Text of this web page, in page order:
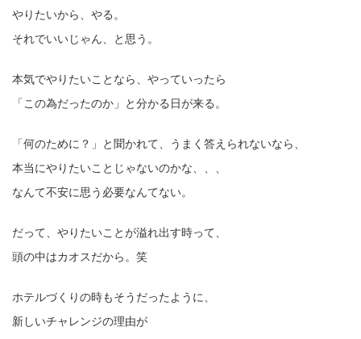
やりたいから、やる。
それでいいじゃん、と思う。
本気でやりたいことなら、やっていったら
「この為だったのか」と分かる日が来る。
「何のために？」と聞かれて、うまく答えられないなら、
本当にやりたいことじゃないのかな、、、
なんて不安に思う必要なんてない。
だって、やりたいことが溢れ出す時って、
頭の中はカオスだから。笑
ホテルづくりの時もそうだったように、
新しいチャレンジの理由が